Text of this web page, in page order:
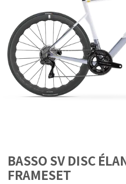
BASSO SV DISC
FRAMESET